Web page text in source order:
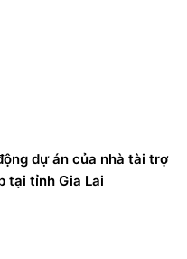
dự án của nhà tài trợ
tại tỉnh Gia Lai